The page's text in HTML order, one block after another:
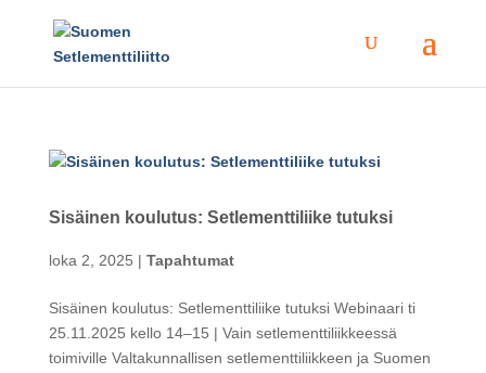
Sisäinen koulutus: Setlementtiliike tutuksi
loka 2, 2025 | Tapahtumat
Sisäinen koulutus: Setlementtiliike tutuksi Webinaari ti
25.11.2025 kello 14–15 | Vain setlementtiliikkeessä
toimiville Valtakunnallisen setlementtiliikkeen ja Suomen